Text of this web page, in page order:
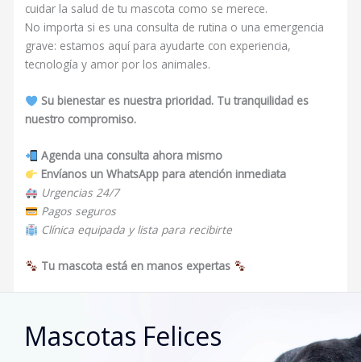
cuidar la salud de tu mascota como se merece.
No importa si es una consulta de rutina o una emergencia
grave: estamos aquí para ayudarte con experiencia,
tecnología y amor por los animales.
Su bienestar es nuestra prioridad. Tu tranquilidad es
nuestro compromiso.
Agenda una consulta ahora mismo
Envíanos un WhatsApp para atención inmediata
Urgencias 24/7
Pagos seguros
Clínica equipada y lista para recibirte
Tu mascota está en manos expertas
Mascotas Felices